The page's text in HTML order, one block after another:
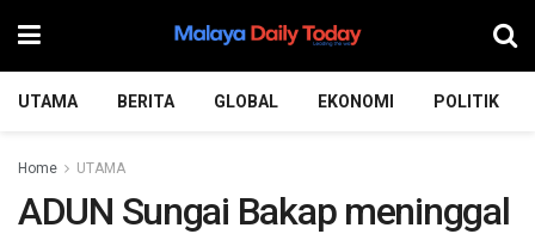
UTAMA BERITA GLOBAL EKONOMI POLITIK
Home UTAMA
ADUN Sungai Bakap meninggal